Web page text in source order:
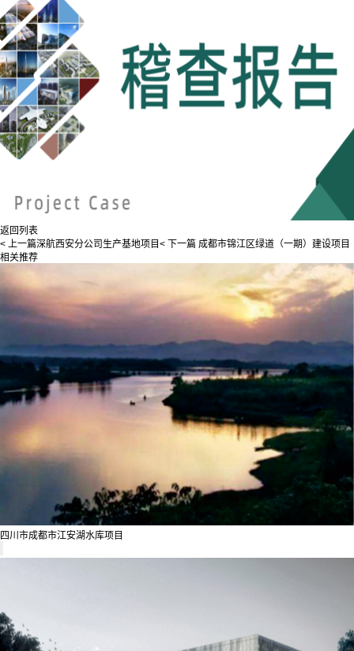
返回列表
< 上一篇深航西安分公司生产基地项目 < 下一篇 成都市锦江区绿道（一期）建设项目
相关推荐
四川市成都市江安湖水库项目